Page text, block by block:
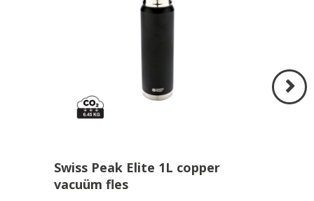
Swiss Peak Elite 1L copper
vacuüm fles